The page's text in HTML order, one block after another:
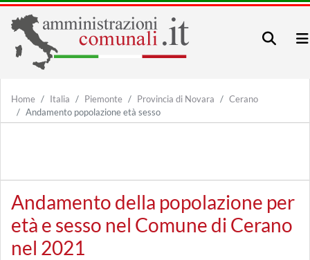
Home Italia Piemonte Provincia di Novara
Cerano
Andamento popolazione età sesso
Andamento della popolazione per
età e sesso nel Comune di Cerano
nel 2021